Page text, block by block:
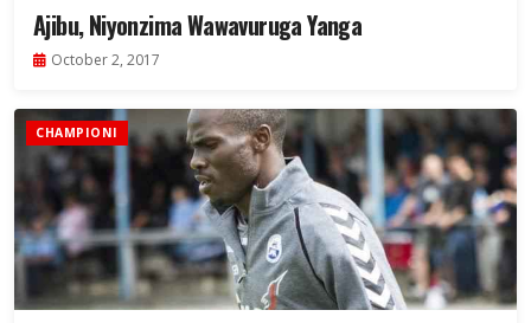
Ajibu, Niyonzima Wawavuruga Yanga
October 2, 2017
CHAMPIONI